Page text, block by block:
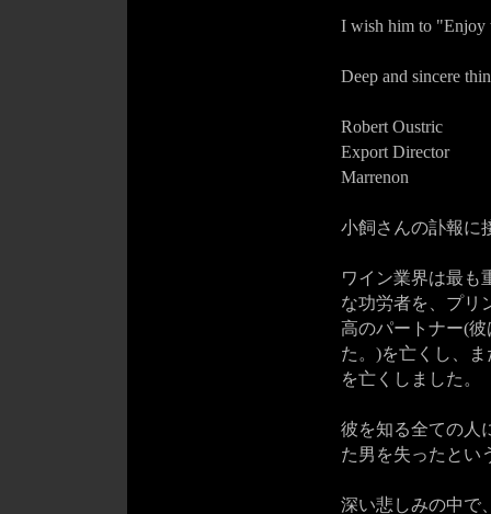
I wish him to "Enjoy
Deep and sincere
Robert Oustric
Export Director
Marrenon
小飼さんの訃報に
ワイン業界は最も
な功労者を、プリ
高のパートナー(
た。)を亡くし、
を亡くしました。
彼を知る全ての人
た男を失ったとい
深い悲しみの中で